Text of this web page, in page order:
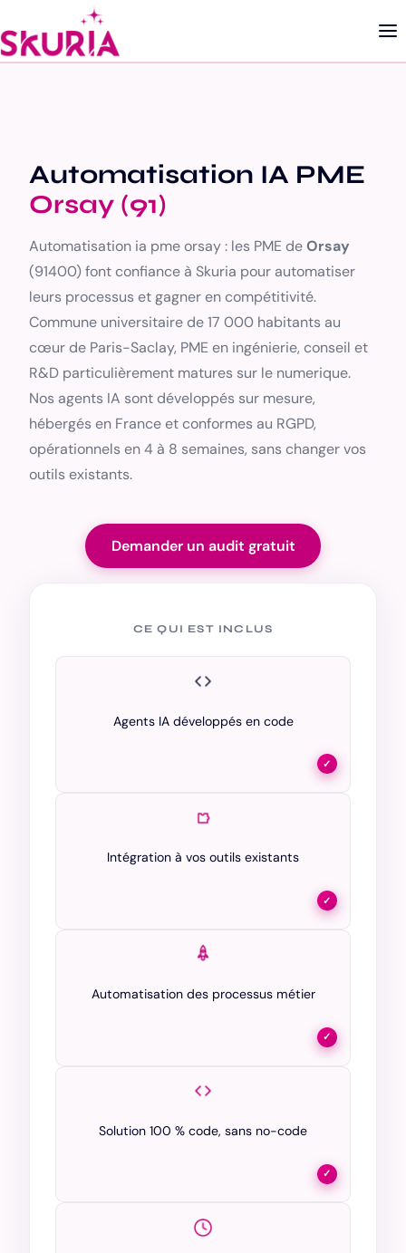
Automatisation IA PME
Orsay (91)
Automatisation ia pme orsay : les PME deOrsay
(91400) font confiance à Skuria pour automatiser
leurs processus et gagner en compétitivité.
Commune universitaire de 17 000 habitants au
cœur de Paris-Saclay, PME en ingénierie, conseil et
R&D particulièrement matures sur le numerique.
Nos agents IA sont développés sur mesure,
hébergés en France et conformes au RGPD,
opérationnels en 4 à 8 semaines, sans changer vos
outils existants.
Demander un audit gratuit
CE QUI EST INCLUS
Agents IA développés en code
✓
Intégration à vos outils existants
✓
Automatisation des processus métier
✓
Solution 100 % code, sans no-code
✓